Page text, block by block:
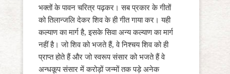
भक्तों के पावन चरित्र पढ़कर। सब प्रकार के गीतों
को तिलान्जलि देकर शिव के ही गीत गाया कर। यही
कल्याण का मार्ग है, इसके सिवा अन्य कल्याण का मार्ग
नहीं है। जो शिव को भजते हैं, वे निश्चय शिव को ही
प्राप्त होते हैं और जो स्वरूप संसार को भजते हैं वे
अन्धकूप संसार में करोड़ों जन्मों तक पड़े अनेक